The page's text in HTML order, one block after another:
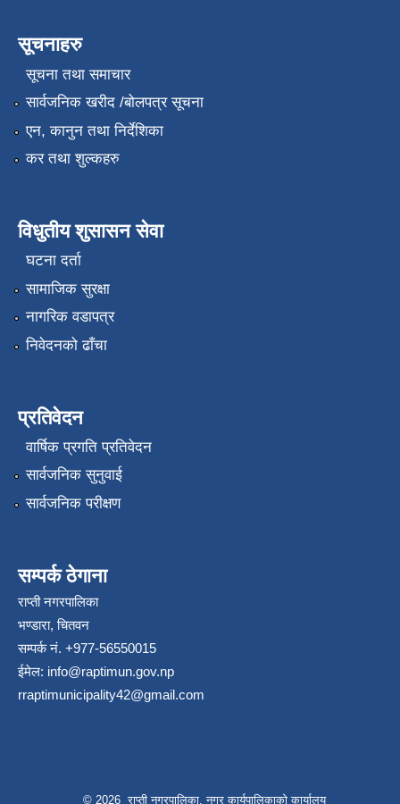
सूचनाहरु
सूचना तथा समाचार
सार्वजनिक खरीद /बोलपत्र सूचना
एन, कानुन तथा निर्देशिका
कर तथा शुल्कहरु
विधुतीय शुसासन सेवा
घटना दर्ता
सामाजिक सुरक्षा
नागरिक वडापत्र
निवेदनको ढाँचा
प्रतिवेदन
वार्षिक प्रगति प्रतिवेदन
सार्वजनिक सुनुवाई
सार्वजनिक परीक्षण
सम्पर्क ठेगाना
राप्ती नगरपालिका
भण्डारा, चितवन
सम्पर्क नं. +977-56550015
ईमेल: info@raptimun.gov.np
rraptimunicipality42@gmail.com
© 2026 राप्ती नगरपालिका, नगर कार्यपालिकाको कार्यालय